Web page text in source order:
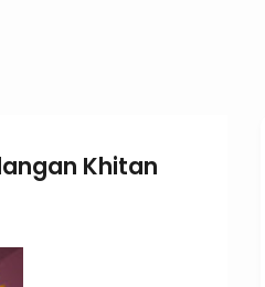
Khitan